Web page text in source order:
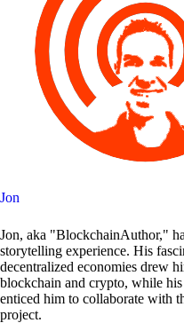
Jon
Jon, aka "BlockchainAuthor,"
storytelling experience. His
decentralized economies drew
blockchain and crypto, while
enticed him to collaborate with
project.